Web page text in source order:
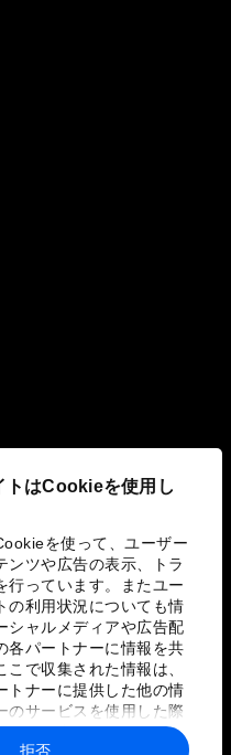
トはCookieを使用し
を使って、ユーザー
ンツや広告の表示、トラ
行っています。またユー
の利用状況についても情
シャルメディアや広告配
各パートナーに情報を共
で収集された情報は、
トナーに提供した他の情
のサービスを使用した際
と組み合わされ、各パー
拒否